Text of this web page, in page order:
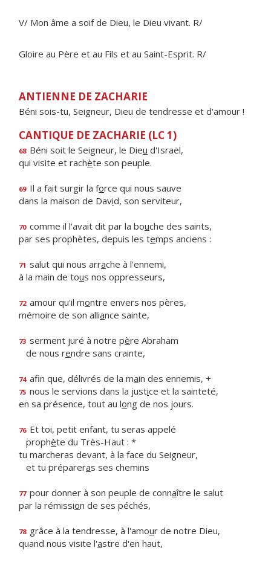
V/ Mon âme a soif de Dieu, le Dieu vivant. R/
Gloire au Père et au Fils et au Saint-Esprit. R/
ANTIENNE DE ZACHARIE
Béni sois-tu, Seigneur, Dieu de tendresse et d'amour !
CANTIQUE DE ZACHARIE (LC 1)
68 Béni soit le Seigneur, le Dieu d'Israël,
qui visite et rachète son peuple.
69 Il a fait surgir la force qui nous sauve
dans la maison de David, son serviteur,
70 comme il l'avait dit par la bouche des saints,
par ses prophètes, depuis les temps anciens :
71 salut qui nous arrache à l'ennemi,
à la main de tous nos oppresseurs,
72 amour qu'il montre envers nos pères,
mémoire de son alliance sainte,
73 serment juré à notre père Abraham
de nous rendre sans crainte,
74 afin que, délivrés de la main des ennemis, +
75 nous le servions dans la justice et la sainteté,
en sa présence, tout au long de nos jours.
76 Et toi, petit enfant, tu seras appelé
prophète du Très-Haut : *
tu marcheras devant, à la face du Seigneur,
et tu prépareras ses chemins
77 pour donner à son peuple de connaître le salut
par la rémission de ses péchés,
78 grâce à la tendresse, à l'amour de notre Dieu,
quand nous visite l'astre d'en haut,